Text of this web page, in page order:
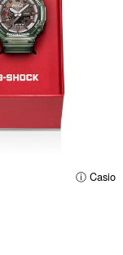
ⓘ Casio